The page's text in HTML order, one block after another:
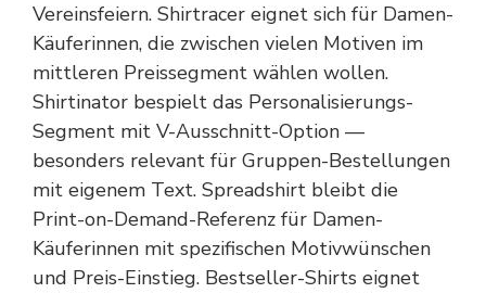
Vereinsfeiern. Shirtracer eignet sich für Damen-
Käuferinnen, die zwischen vielen Motiven im
mittleren Preissegment wählen wollen.
Shirtinator bespielt das Personalisierungs-
Segment mit V-Ausschnitt-Option —
besonders relevant für Gruppen-Bestellungen
mit eigenem Text. Spreadshirt bleibt die
Print-on-Demand-Referenz für Damen-
Käuferinnen mit spezifischen Motivwünschen
und Preis-Einstieg. Bestseller-Shirts eignet